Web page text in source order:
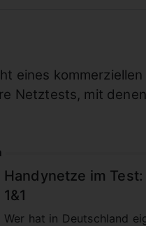
eines
Netztests, mit
Handynetze im
1&1
Wer hat in Deutschland